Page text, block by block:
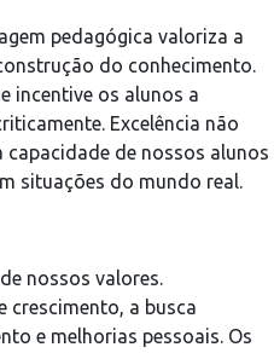
pedagógica valoriza a
do conhecimento.
incentive os alunos a
Excelência não
capacidade de nossos alunos
situações do mundo real.
nossos valores.
crescimento, a busca
e melhorias pessoais. Os